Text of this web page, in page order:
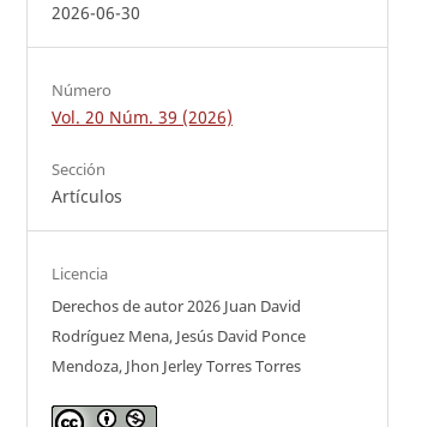
2026-06-30
Número
Vol. 20 Núm. 39 (2026)
Sección
Artículos
Licencia
Derechos de autor 2026 Juan David
Rodríguez Mena, Jesús David Ponce
Mendoza, Jhon Jerley Torres Torres